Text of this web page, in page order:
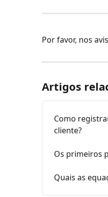
Por favor, nos
Artigos
Como
cliente?
Os primeiros
Quais as